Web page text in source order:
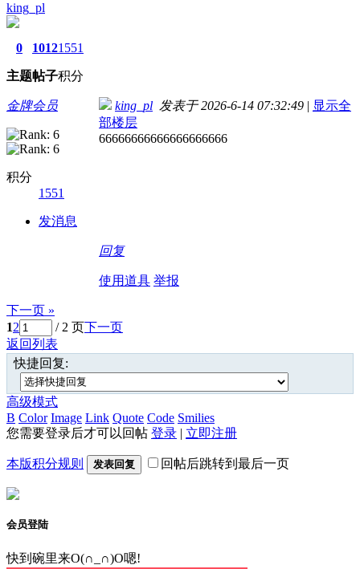
king_pl
0
主题
1012
帖子
1551
积分
金牌会员
积分
1551
发消息
king_pl 发表于 2026-6-14 07:32:49 | 显示全
部楼层
66666666666666666666
回复
使用道具 举报
下一页 »
12 / 2 页下一页
返回列表
快捷回复:
高级模式
B Color Image Link Quote Code Smilies
您需要登录后才可以回帖 登录 | 立即注册
本版积分规则 发表回复 回帖后跳转到最后一页
会员登陆
快到碗里来O(∩_∩)O嗯!